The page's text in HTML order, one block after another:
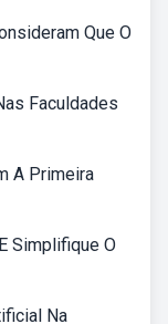
Que O
Faculdades
A Primeira
Simplifique O
Na